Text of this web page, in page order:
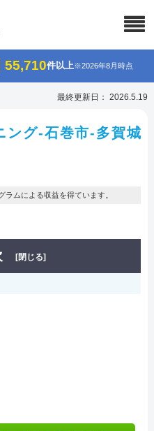
55,710件以上※2026年8月時点
最終更新日： 2026.5.19
ング-石巻市-多賀城
ムによる収益を得ています。
[閉じる]